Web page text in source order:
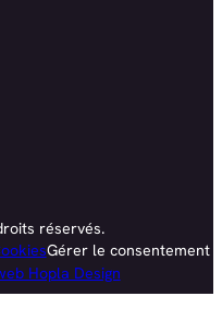
réservés.
Gérer le consentement
Hopla Design